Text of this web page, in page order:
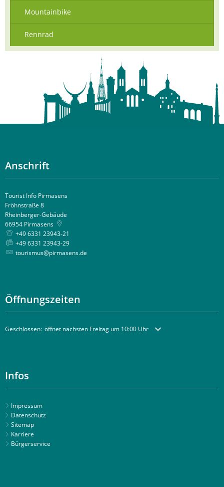
Mountainbike
Rennrad
Anschrift
Tourist Info Pirmasens
Fröhnstraße 8
Rheinberger-Gebäude
66954 Pirmasens
+49 6331 23943-21
+49 6331 23943-29
tourismus@pirmasens.de
Öffnungszeiten
Klicken, um weitere Öffnungs- oder Schließzeiten auszublenden
Geschlossen: öffnet nächsten Freitag um 10:00 Uhr
Infos
Impressum
Datenschutz
Sitemap
Karriere
Bürgerservice